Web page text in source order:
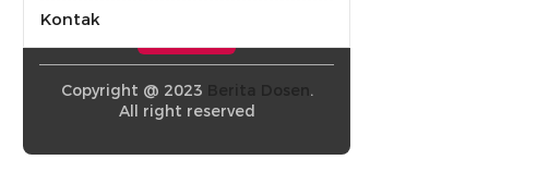
Kontak
Copyright @ 2023
.
All right reserved